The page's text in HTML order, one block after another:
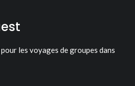
les voyages de groupes dans